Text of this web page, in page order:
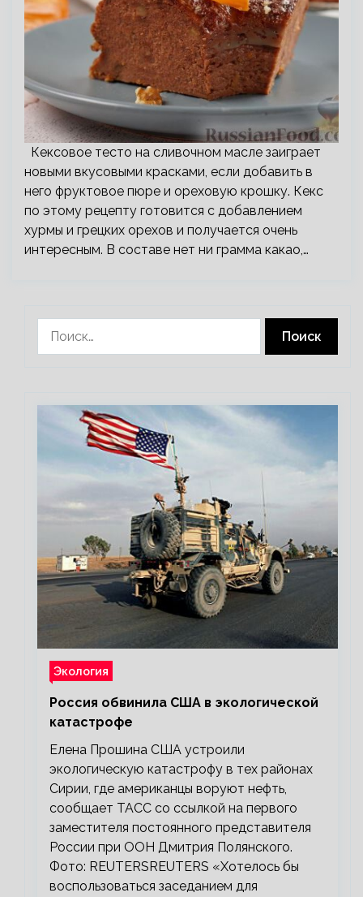
Кексовое тесто на сливочном масле заиграет
новыми вкусовыми красками, если добавить в
него фруктовое пюре и ореховую крошку. Кекс
по этому рецепту готовится с добавлением
хурмы и грецких орехов и получается очень
интересным. В составе нет ни грамма какао,…
Экология
Россия обвинила США в экологической
катастрофе
Елена Прошина США устроили
экологическую катастрофу в тех районах
Сирии, где американцы воруют нефть,
сообщает ТАСС со ссылкой на первого
заместителя постоянного представителя
России при ООН Дмитрия Полянского.
Фото: REUTERSREUTERS «Хотелось бы
воспользоваться заседанием для